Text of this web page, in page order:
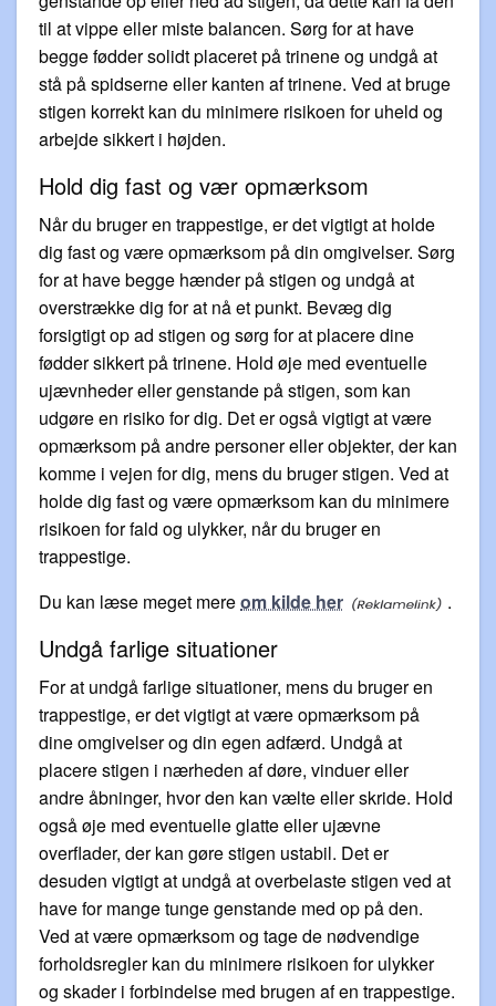
til at vippe eller miste balancen. Sørg for at have
begge fødder solidt placeret på trinene og undgå at
stå på spidserne eller kanten af trinene. Ved at bruge
stigen korrekt kan du minimere risikoen for uheld og
arbejde sikkert i højden.
Hold dig fast og vær opmærksom
Når du bruger en trappestige, er det vigtigt at holde
dig fast og være opmærksom på din omgivelser. Sørg
for at have begge hænder på stigen og undgå at
overstrække dig for at nå et punkt. Bevæg dig
forsigtigt op ad stigen og sørg for at placere dine
fødder sikkert på trinene. Hold øje med eventuelle
ujævnheder eller genstande på stigen, som kan
udgøre en risiko for dig. Det er også vigtigt at være
opmærksom på andre personer eller objekter, der kan
komme i vejen for dig, mens du bruger stigen. Ved at
holde dig fast og være opmærksom kan du minimere
risikoen for fald og ulykker, når du bruger en
trappestige.
Du kan læse meget mereom kilde her .
Undgå farlige situationer
For at undgå farlige situationer, mens du bruger en
trappestige, er det vigtigt at være opmærksom på
dine omgivelser og din egen adfærd. Undgå at
placere stigen i nærheden af døre, vinduer eller
andre åbninger, hvor den kan vælte eller skride. Hold
også øje med eventuelle glatte eller ujævne
overflader, der kan gøre stigen ustabil. Det er
desuden vigtigt at undgå at overbelaste stigen ved at
have for mange tunge genstande med op på den.
Ved at være opmærksom og tage de nødvendige
forholdsregler kan du minimere risikoen for ulykker
og skader i forbindelse med brugen af en trappestige.